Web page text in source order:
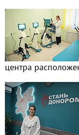
центра